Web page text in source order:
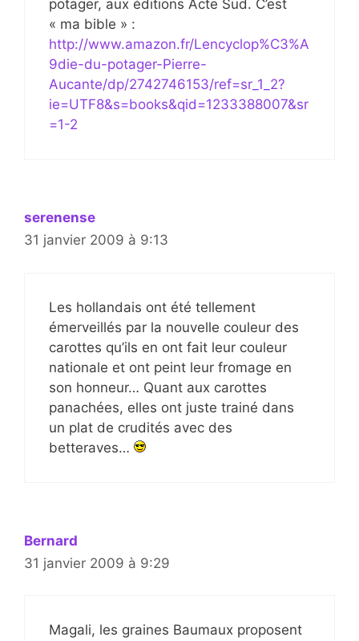
potager, aux éditions Acte Sud. C’est
« ma bible » :
http://www.amazon.fr/Lencyclop%C3%A
9die-du-potager-Pierre-
Aucante/dp/2742746153/ref=sr_1_2?
ie=UTF8&s=books&qid=1233388007&sr
=1-2
serenense
31 janvier 2009 à 9:13
Les hollandais ont été tellement
émerveillés par la nouvelle couleur des
carottes qu’ils en ont fait leur couleur
nationale et ont peint leur fromage en
son honneur… Quant aux carottes
panachées, elles ont juste trainé dans
un plat de crudités avec des
betteraves…
Bernard
31 janvier 2009 à 9:29
Magali, les graines Baumaux proposent